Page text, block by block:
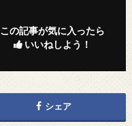
この記事が気に入ったら
いいねしよう！
シェア